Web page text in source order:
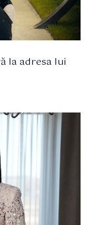
la adresa lui